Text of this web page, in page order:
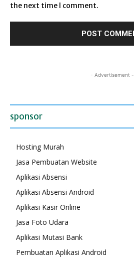
the next time I comment.
- Advertisement -
sponsor
Hosting Murah
Jasa Pembuatan Website
Aplikasi Absensi
Aplikasi Absensi Android
Aplikasi Kasir Online
Jasa Foto Udara
Aplikasi Mutasi Bank
Pembuatan Aplikasi Android